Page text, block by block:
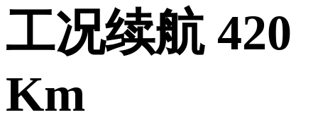
工况续航 420
Km